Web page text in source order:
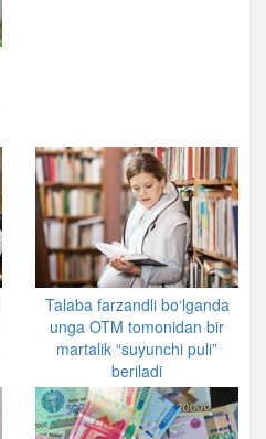
Talaba farzandli bo‘lganda
unga OTM tomonidan bir
martalik “suyunchi puli”
beriladi